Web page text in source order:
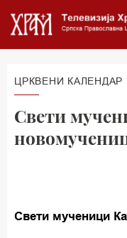
ЦРКВЕНИ КАЛЕНДАР
Свети
Свети мученици